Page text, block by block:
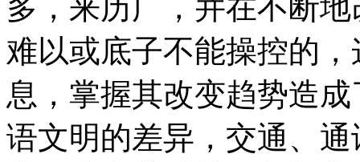
多，来历广，并在不断
难以或底子不能操控的
息，掌握其改变趋势造
语文明的差异，交通、